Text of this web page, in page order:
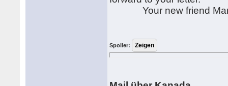
Your new friend
Spoiler: